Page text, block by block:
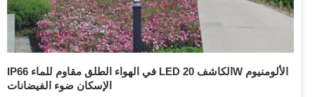
IP66 في الهواء الطلق مقاوم للماء LED الكاشف 20W الألومنيوم
الإسكان ضوء الفيضانات